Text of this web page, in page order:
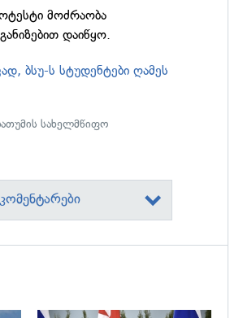
მოძრაობა
დაიწყო.
ბსუ-ს სტუდენტები ღამეს
სახელმწიფო
კომენტარები